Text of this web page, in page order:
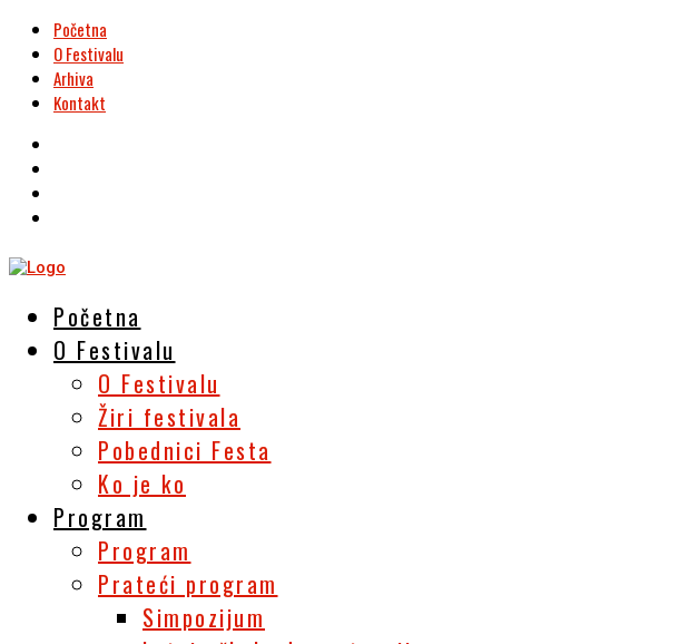
Početna
O Festivalu
Arhiva
Kontakt
Početna
O Festivalu
O Festivalu
Žiri festivala
Pobednici Festa
Ko je ko
Program
Program
Prateći program
Simpozijum